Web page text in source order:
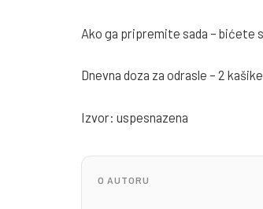
Ako ga pripremite sada – bićete
Dnevna doza za odrasle – 2
Izvor: uspesnazena
O AUTORU